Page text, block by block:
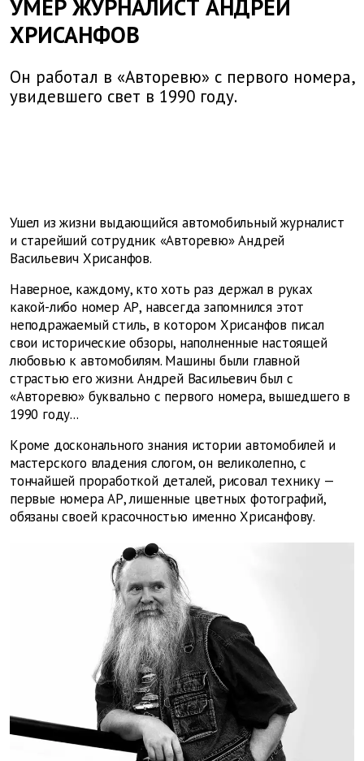
УМЕР ЖУРНАЛИСТ АНДРЕЙ
ХРИСАНФОВ
Он работал в «Авторевю» с первого номера,
увидевшего свет в 1990 году.
Ушел из жизни выдающийся автомобильный журналист
и старейший сотрудник «Авторевю» Андрей
Васильевич Хрисанфов.
Наверное, каждому, кто хоть раз держал в руках
какой-либо номер АР, навсегда запомнился этот
неподражаемый стиль, в котором Хрисанфов писал
свои исторические обзоры, наполненные настоящей
любовью к автомобилям. Машины были главной
страстью его жизни. Андрей Васильевич был с
«Авторевю» буквально с первого номера, вышедшего в
1990 году...
Кроме досконального знания истории автомобилей и
мастерского владения слогом, он великолепно, с
тончайшей проработкой деталей, рисовал технику —
первые номера АР, лишенные цветных фотографий,
обязаны своей красочностью именно Хрисанфову.